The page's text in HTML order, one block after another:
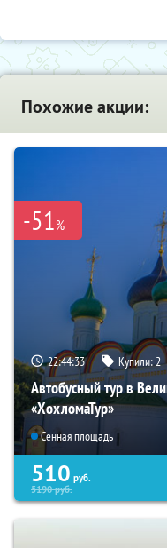
Похожие акции:
-51%
22:44:31 Купили:2
Автобусный тур в
«ХохломаТур»
Сенная площадь
510 руб.
5190руб.